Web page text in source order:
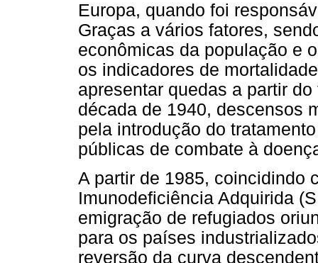
Europa, quando foi
Graças a vários fatores,
econômicas da população e
os indicadores de
apresentar quedas a partir
década de 1940, descensos
pela introdução do
públicas de combate à
A partir de 1985, coincidindo
Imunodeficiência Adquirida
emigração de refugiados
para os países
reversão da curva